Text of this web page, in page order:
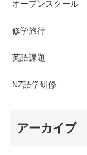
オープンスクール
修学旅行
英語課題
NZ語学研修
アーカイブ